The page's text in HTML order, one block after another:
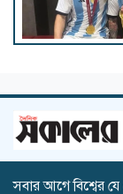
সবার আগে বিশ্বের